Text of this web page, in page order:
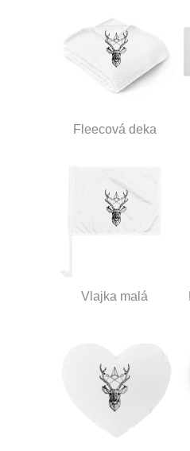
Fleecová deka
Vlajka malá